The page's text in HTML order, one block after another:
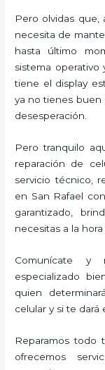
Pero olvidas que,
necesita de
hasta último
sistema operativo
tiene el display
ya no tienes buen
desesperación.
Pero tranquilo
reparación de
servicio técnico,
en San Rafael
garantizado,
necesitas a la
Comunícate y
especializado
quien
celular y si te dará
Reparamos todo
ofrecemos